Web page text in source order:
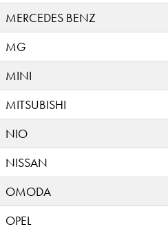
MERCEDES BENZ
MG
MINI
MITSUBISHI
NIO
NISSAN
OMODA
OPEL